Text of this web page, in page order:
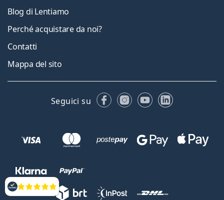
Valutazione
Blog di Lentiamo
Perché acquistare da noi?
Contatti
Mappa del sito
Seguici su FacebookInstagram
YouTubeLinkedIn